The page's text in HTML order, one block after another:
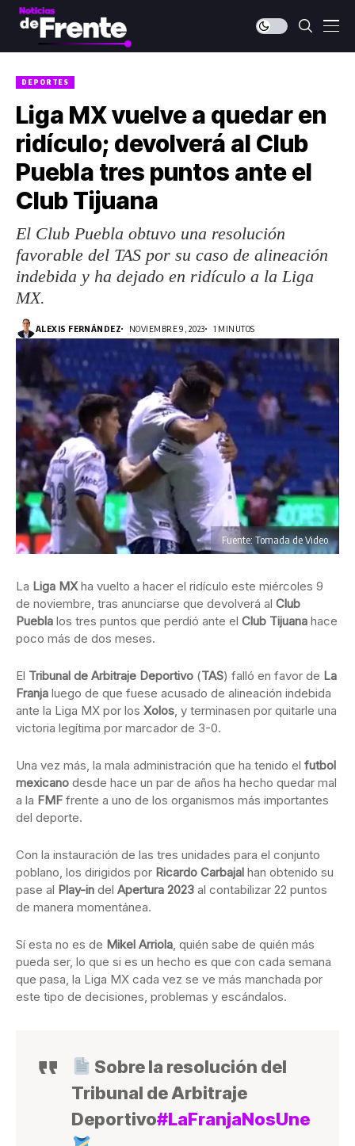
DEPORTES
Liga MX vuelve a quedar en
ridículo; devolverá al Club
Puebla tres puntos ante el
Club Tijuana
El Club Puebla obtuvo una resolución
favorable del TAS por su caso de alineación
indebida y ha dejado en ridículo a la Liga
MX.
ALEXIS FERNÁNDEZ NOVIEMBRE 9, 2023 1 MINUTOS
Fuente: Tomada de Video
La Liga MXha vuelto a hacer el ridículo este miércoles 9
de noviembre, tras anunciarse que devolverá al Club
Puebla los tres puntos que perdió ante el Club Tijuana hace
poco más de dos meses.
El Tribunal de Arbitraje Deportivo (TAS) falló en favor de La
Franja luego de que fuese acusado de alineación indebida
ante la Liga MX por los Xolos , y terminasen por quitarle una
victoria legítima por marcador de 3-0.
Una vez más, la mala administración que ha tenido el futbol
mexicano desde hace un par de años ha hecho quedar mal
a la FMF frente a uno de los organismos más importantes
del deporte.
Con la instauración de las tres unidades para el conjunto
poblano, los dirigidos por Ricardo Carbajal han obtenido su
pase al Play-in del Apertura 2023 al contabilizar 22 puntos
de manera momentánea.
Sí esta no es de Mikel Arriola , quién sabe de quién más
pueda ser, lo que si es un hecho es que con cada semana
que pasa, la Liga MX cada vez se ve más manchada por
este tipo de decisiones, problemas y escándalos.
Sobre la resolución del
Tribunal de Arbitraje
Deportivo#LaFranjaNosUne